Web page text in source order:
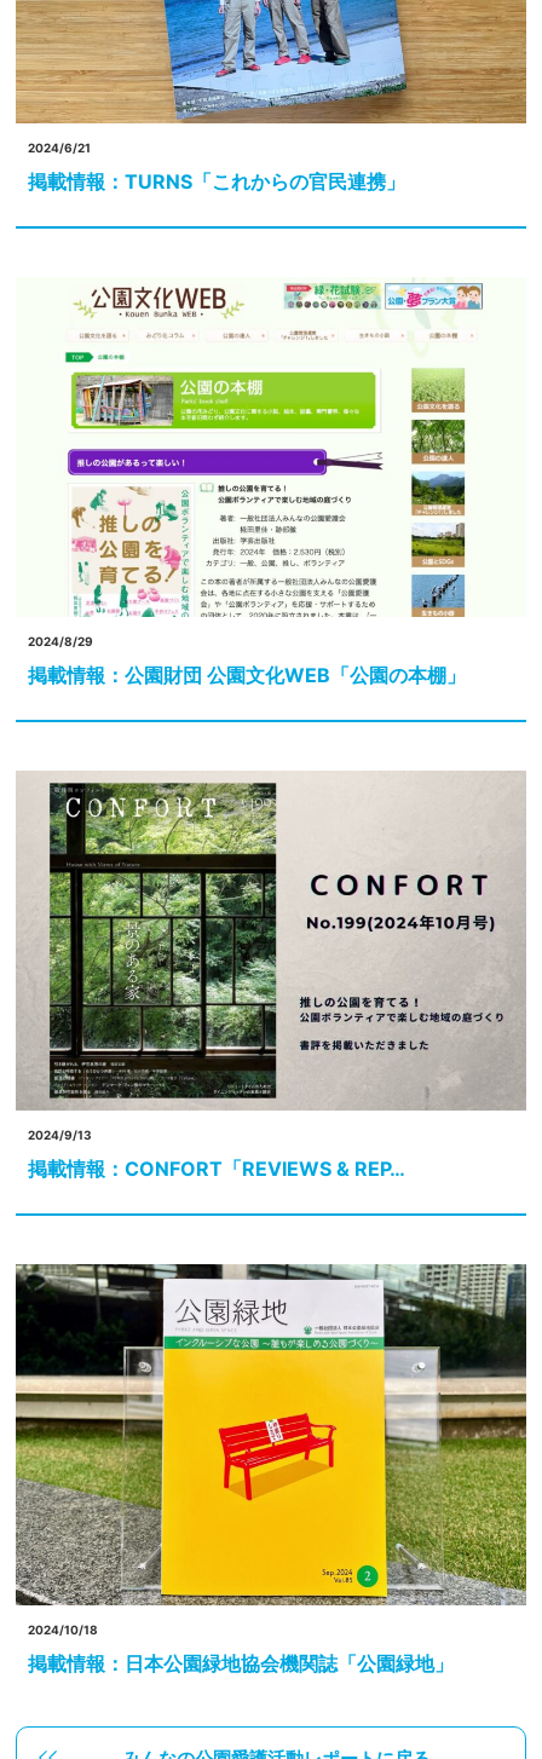
2024/6/21
掲載情報：TURNS「これからの官民連携」
2024/8/29
掲載情報：公園財団 公園文化WEB「公園の本棚」
2024/9/13
掲載情報：CONFORT「REVIEWS & REP…
2024/10/18
掲載情報：日本公園緑地協会機関誌「公園緑地」